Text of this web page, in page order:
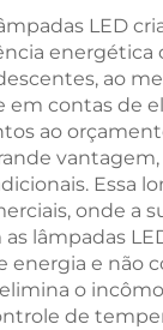
LEDLED
ao
contas de
ao
Essa
onde a
lâmpadas
energia e não
o
de